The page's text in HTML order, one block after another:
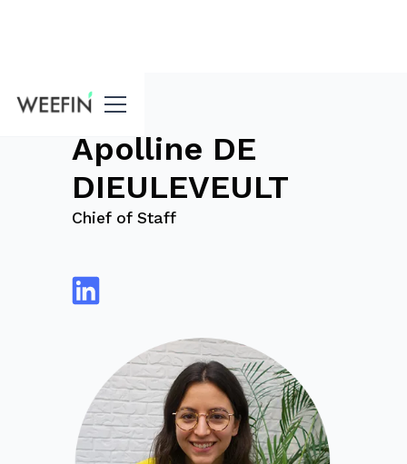
Blog
Apolline DE
DIEULEVEULT
Chief of Staff